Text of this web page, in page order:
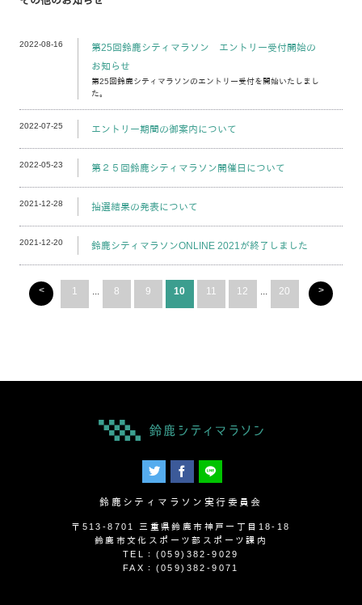
2022-08-16
第25回鈴鹿シティマラソン エントリー受付開始の
お知らせ
第25回鈴鹿シティマラソンのエントリー受付を開始いたしまし
た。
2022-07-25 エントリー期間の御案内について
2022-05-23 第２５回鈴鹿シティマラソン開催日について
2021-12-28 抽選結果の発表について
2021-12-20 鈴鹿シティマラソンONLINE 2021が終了しました
< 1 ... 8 9 10 11 12 ... 20 >
鈴鹿シティマラソン実行委員会
〒513-8701 三重県鈴鹿市神戸一丁目18-18
鈴鹿市文化スポーツ部スポーツ課内
TEL：(059)382-9029
FAX：(059)382-9071